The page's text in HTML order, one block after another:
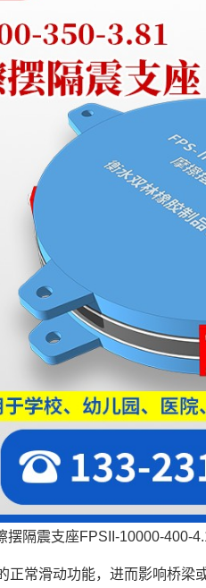
摆隔震支座FPSII-10000-400-
正常滑动功能，进而影响桥梁